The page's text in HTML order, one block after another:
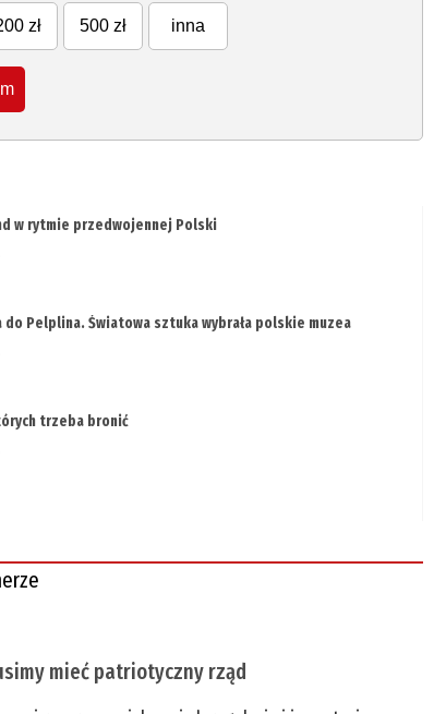
zł 500 zł inna
w rytmie przedwojennej Polski
do Pelplina. Światowa sztuka wybrała polskie muzea
trzeba bronić
mieć patriotyczny rząd